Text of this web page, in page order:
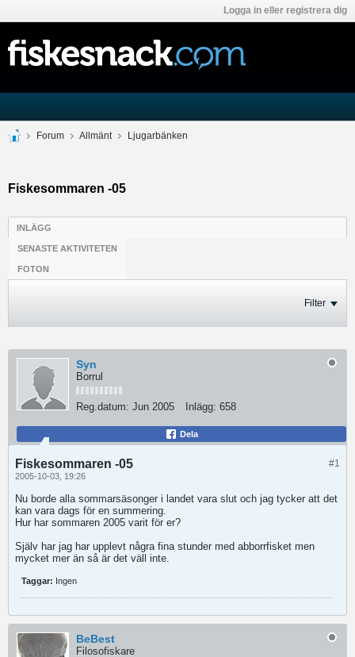
Logga in eller registrera dig
Forum Allmänt Ljugarbänken
Fiskesommaren -05
INLÄGG
SENASTE AKTIVITETEN
FOTON
Filter
Syn
Borrul
Reg.datum: Jun 2005 Inlägg: 658
Dela
#1
Fiskesommaren -05
2005-10-03, 19:26
Nu borde alla sommarsäsonger i landet vara slut och jag tycker att det
kan vara dags för en summering.
Hur har sommaren 2005 varit för er?
Själv har jag har upplevt några fina stunder med abborrfisket men
mycket mer än så är det väll inte.
Taggar: Ingen
BeBest
Filosofiskare